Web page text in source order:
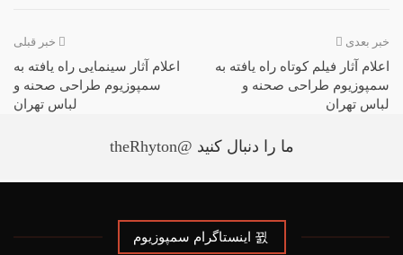
سلول های حرام، شب دشنه های بلند، سلام و خداحافظ، شرقی
غمگین، طپانچه خانم، فعل، کلنل، کارد – ترنج – زولیخا، کور رنگی،
مداربسته، مضحکه غریب، نوک مگسک زیر دشمن، نیلوفر و نفت،
ولپن، هفت عصر-هفتم پاییز، هدیه، آسرار آمیز، هفتواد، بوی خواب و
دوره‌ی دوم سمپوزیوم بین المللی طراحی صحنه و لباس تهران با
خبر قبلی
اعلام آثار سینمایی‌ راه یافته به
سمپوزیوم طراحی صحنه و
لباس تهران
خبر بعدی
اعلام آثار فیلم کوتاه راه یافته به
سمپوزیوم طراحی صحنه و
لباس تهران
ما را دنبال کنید @theRhyton
اینستاگرام سمپوزیوم